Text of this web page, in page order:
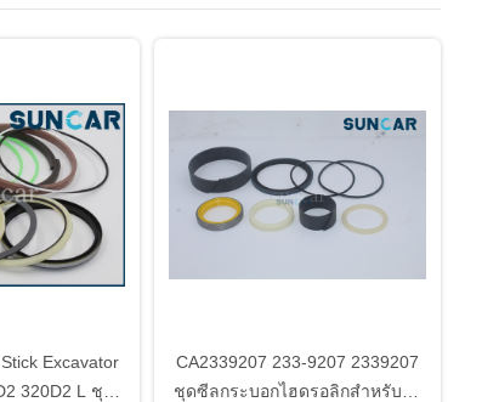
Excavator
320D2 L ชุด
CA2339207 233-9207 2339207
ชุดซีลกระบอกไฮดรอลิกสำหรับรถ